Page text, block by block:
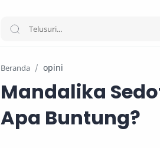
Beranda opini
Mandalika
Apa Buntung?